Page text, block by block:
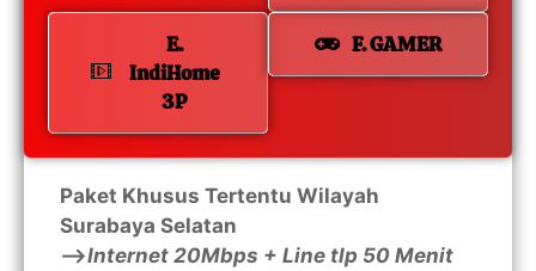
E.
IndiHome
3P
F. GAMER
Paket Khusus Tertentu Wilayah
Surabaya Selatan
—>Internet 20Mbps + Line tlp 50 Menit